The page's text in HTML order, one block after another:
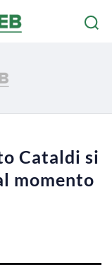
Cataldi si
momento